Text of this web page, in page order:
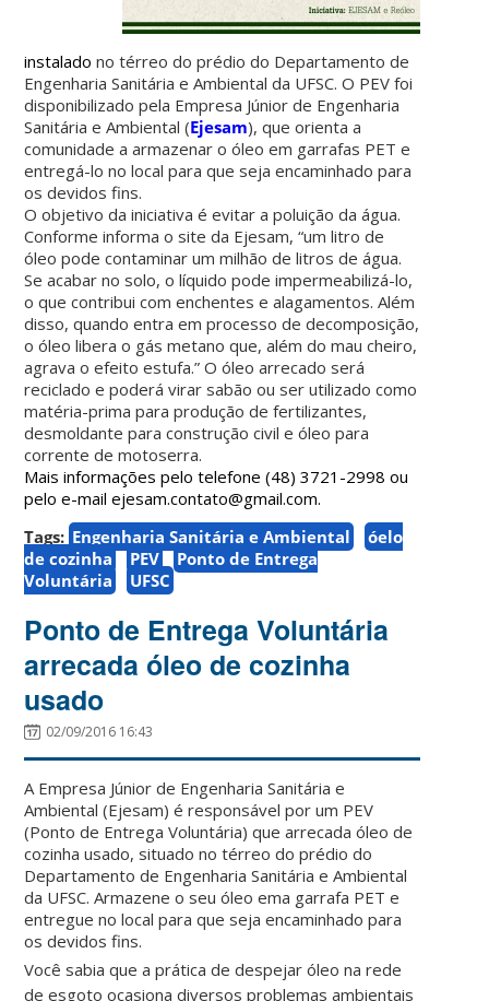
instalado no térreo do prédio do Departamento de
Engenharia Sanitária e Ambiental da UFSC. O PEV foi
disponibilizado pela Empresa Júnior de Engenharia
Sanitária e Ambiental (Ejesam), que orienta a
comunidade a armazenar o óleo em garrafas PET e
entregá-lo no local para que seja encaminhado para
os devidos fins.
O objetivo da iniciativa é evitar a poluição da água.
Conforme informa o site da Ejesam, “um litro de
óleo pode contaminar um milhão de litros de água.
Se acabar no solo, o líquido pode impermeabilizá-lo,
o que contribui com enchentes e alagamentos. Além
disso, quando entra em processo de decomposição,
o óleo libera o gás metano que, além do mau cheiro,
agrava o efeito estufa.” O óleo arrecado será
reciclado e poderá virar sabão ou ser utilizado como
matéria-prima para produção de fertilizantes,
desmoldante para construção civil e óleo para
corrente de motoserra.
Mais informações pelo telefone (48) 3721-2998 ou
pelo e-mail ejesam.contato@gmail.com.
Tags: Engenharia Sanitária e Ambiental
óelo
de cozinha
PEV
Ponto de Entrega
Voluntária
UFSC
Ponto de Entrega Voluntária
arrecada óleo de cozinha
usado
02/09/2016 16:43
A Empresa Júnior de Engenharia Sanitária e
Ambiental (Ejesam) é responsável por um PEV
(Ponto de Entrega Voluntária) que arrecada óleo de
cozinha usado, situado no térreo do prédio do
Departamento de Engenharia Sanitária e Ambiental
da UFSC. Armazene o seu óleo ema garrafa PET e
entregue no local para que seja encaminhado para
os devidos fins.
Você sabia que a prática de despejar óleo na rede
de esgoto ocasiona diversos problemas ambientais